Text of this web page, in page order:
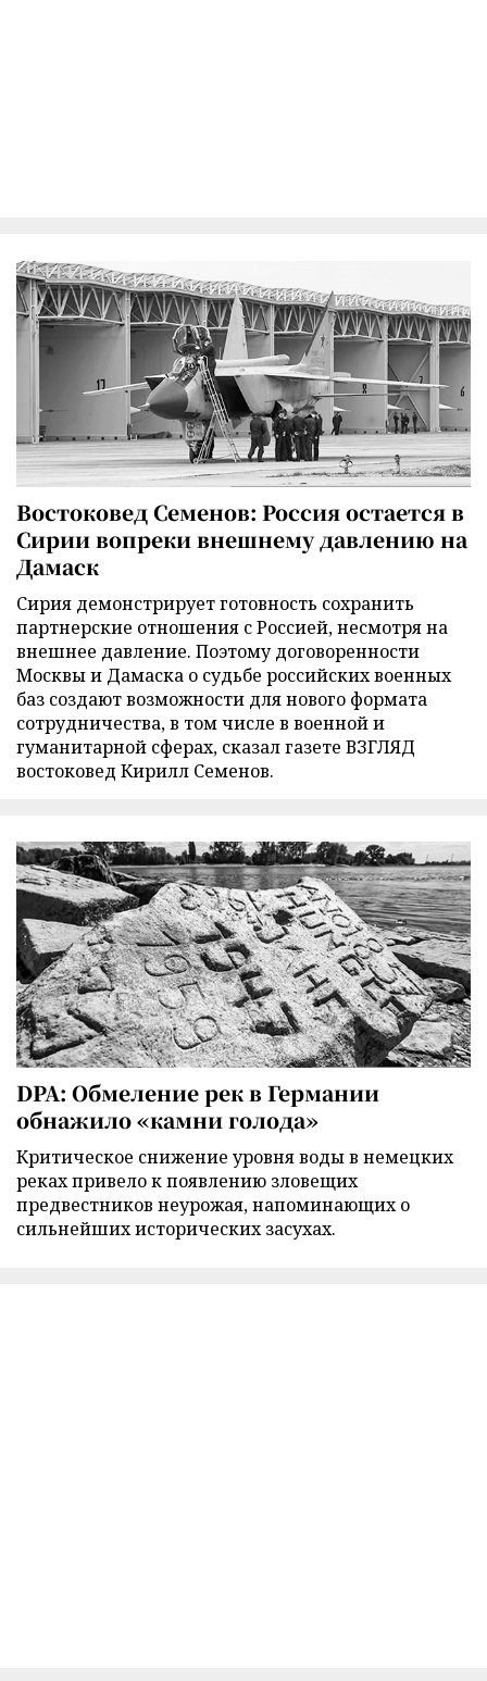
Востоковед Семенов: Россия остается в
Сирии вопреки внешнему давлению на
Дамаск
Сирия демонстрирует готовность сохранить
партнерские отношения с Россией, несмотря на
внешнее давление. Поэтому договоренности
Москвы и Дамаска о судьбе российских военных
баз создают возможности для нового формата
сотрудничества, в том числе в военной и
гуманитарной сферах, сказал газете ВЗГЛЯД
востоковед Кирилл Семенов.
DPA: Обмеление рек в Германии
обнажило «камни голода»
Критическое снижение уровня воды в немецких
реках привело к появлению зловещих
предвестников неурожая, напоминающих о
сильнейших исторических засухах.